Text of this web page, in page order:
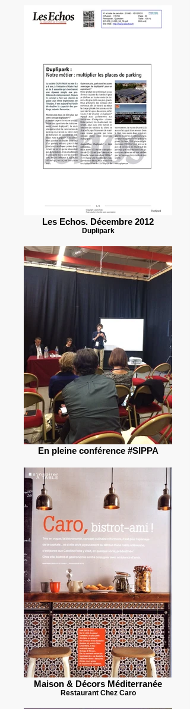
Les Echos. Décembre 2012
Duplipark
En pleine conférence #SIPPA
Maison & Décors Méditerranée
Restaurant Chez Caro